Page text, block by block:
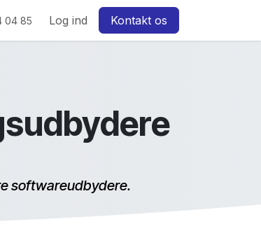
04 85 Log ind Kontakt os
softwareudbydere.